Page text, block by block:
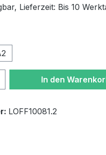
Lieferzeit: Bis 10
Gib den
In den
LOFF10081.2